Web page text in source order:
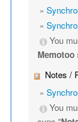
»
»
You
Memotoo
Notes /
»
You